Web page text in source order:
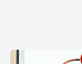
また、お客様都合
合、再送はいたし
ご寄附前に必ずご